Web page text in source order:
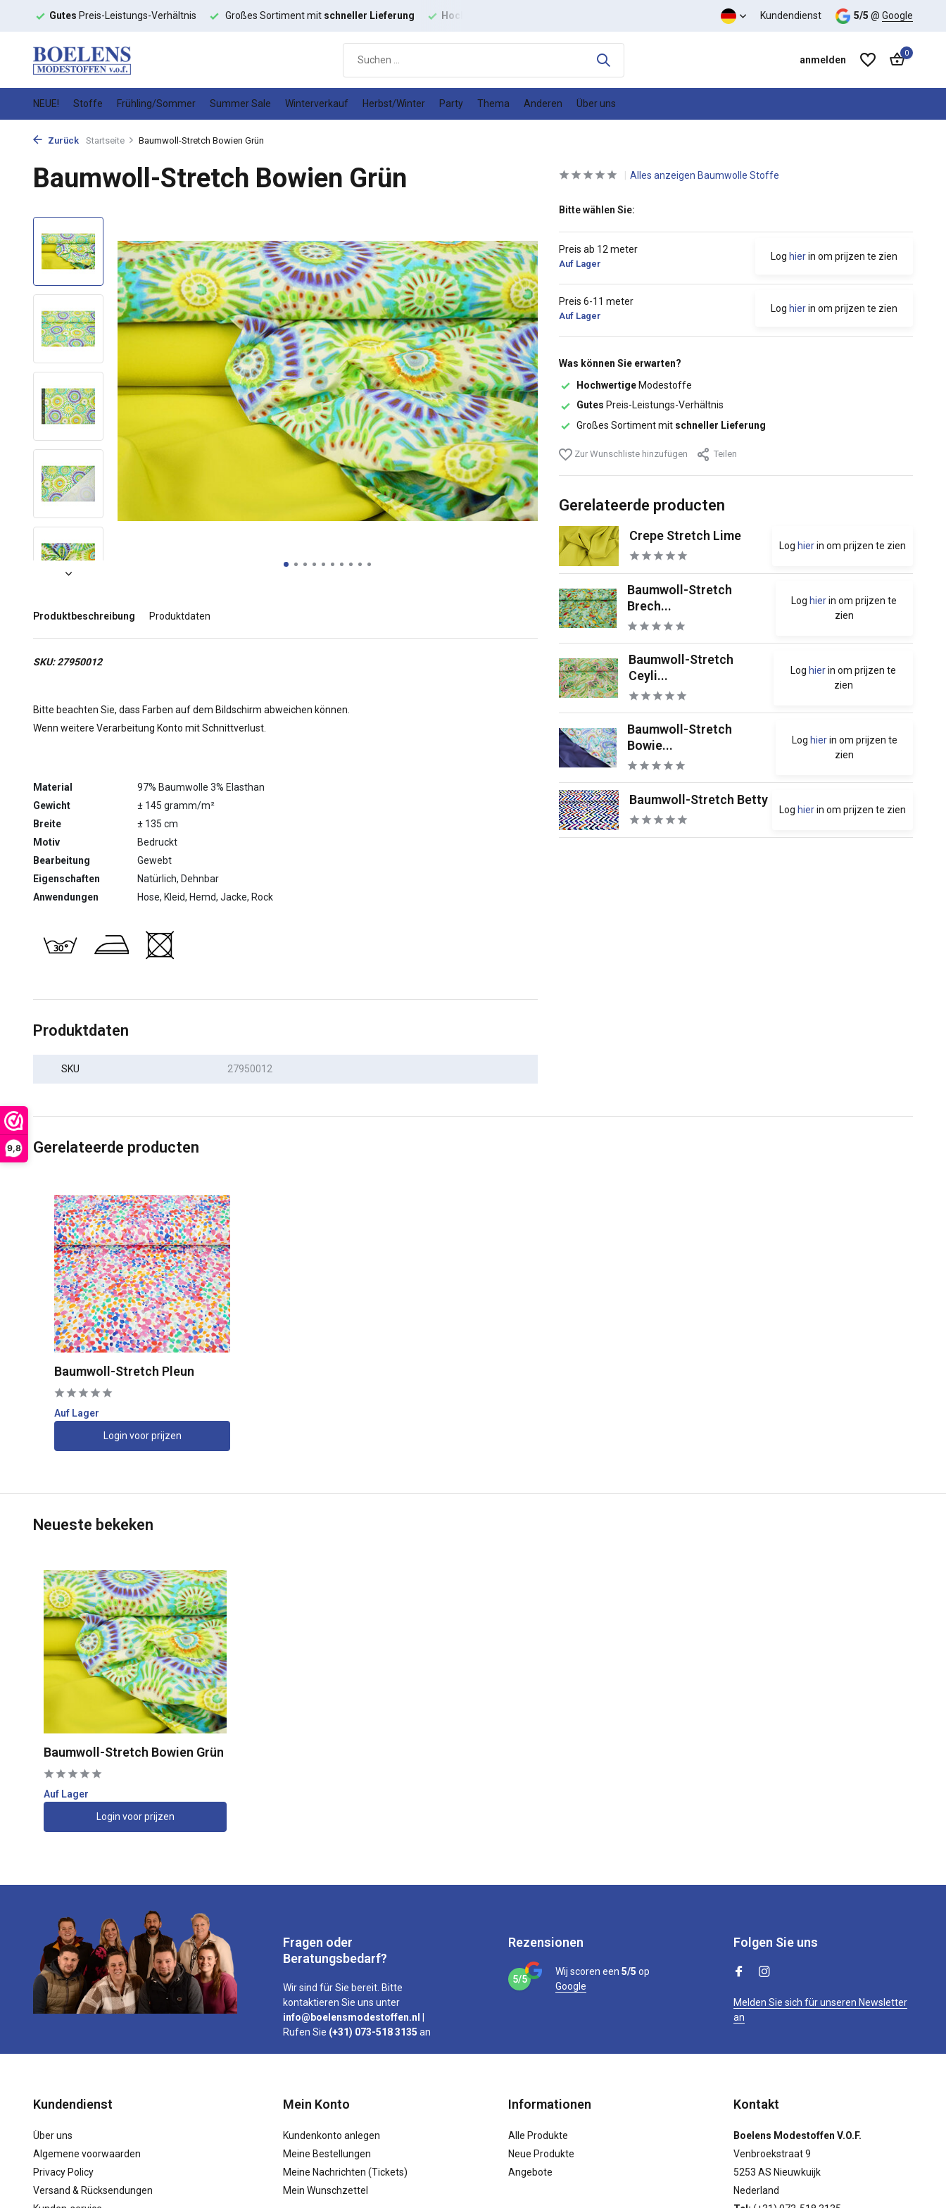
9,8
Großes Sortiment mitschneller Lieferung HochwertigeModestoffe Gutes Preis-Leistungs-Verhältnis Kundendienst 5/5 @ Google
anmelden
0
NEUE! Stoffe Frühling/Sommer Summer Sale Winterverkauf Herbst/Winter Party Thema Anderen Über uns
Zurück Startseite Baumwoll-Stretch Bowien Grün
Baumwoll-Stretch Bowien Grün
Produktbeschreibung Produktdaten
SKU: 27950012
Bitte beachten Sie, dass Farben auf dem Bildschirm abweichen können.
Wenn weitere Verarbeitung Konto mit Schnittverlust.
Material
97% Baumwolle 3% Elasthan
Gewicht
± 145 gramm/m²
Breite
± 135 cm
Motiv
Bedruckt
Bearbeitung
Gewebt
Eigenschaften
Natürlich, Dehnbar
Anwendungen
Hose, Kleid, Hemd, Jacke, Rock
Produktdaten
SKU 27950012
Alles anzeigen Baumwolle Stoffe
Bitte wählen Sie:
Preis ab 12 meter
Auf Lager
Log hierin om prijzen te zien
Preis 6-11 meter
Auf Lager
Log hierin om prijzen te zien
Was können Sie erwarten?
HochwertigeModestoffe
Gutes Preis-Leistungs-Verhältnis
Großes Sortiment mit schneller Lieferung
Zur Wunschliste hinzufügen Teilen
Gerelateerde producten
Crepe Stretch Lime
Log hierin om prijzen te zien
Baumwoll-Stretch
Brech...
Log hierin om prijzen te
zien
Baumwoll-Stretch
Ceyli...
Log hierin om prijzen te
zien
Baumwoll-Stretch
Bowie...
Log hierin om prijzen te
zien
Baumwoll-Stretch Betty
Log hierin om prijzen te zien
Gerelateerde producten
Baumwoll-Stretch Pleun
Auf Lager
Login voor prijzen
Neueste bekeken
Baumwoll-Stretch Bowien Grün
Auf Lager
Login voor prijzen
Fragen oder
Beratungsbedarf?
Wir sind für Sie bereit. Bitte
kontaktieren Sie uns unter
info@boelensmodestoffen.nl
Rufen Sie (+31) 073-518 3135 an
Rezensionen
5/5
Wij scoren een 5/5 op
Google
Folgen Sie uns
Melden Sie sich für unseren Newsletter
an
Kundendienst
Über uns
Algemene voorwaarden
Privacy Policy
Versand & Rücksendungen
Mein Konto
Kundenkonto anlegen
Meine Bestellungen
Meine Nachrichten (Tickets)
Mein Wunschzettel
Informationen
Alle Produkte
Neue Produkte
Angebote
Kontakt
Boelens Modestoffen V.O.F.
Venbroekstraat 9
5253 AS Nieuwkuijk
Nederland